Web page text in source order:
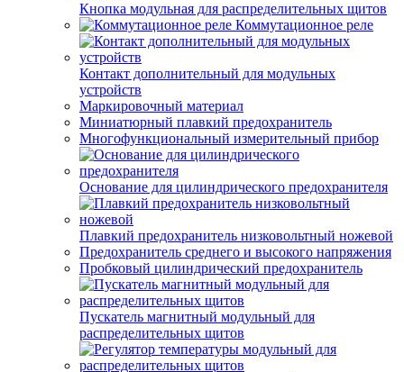
Кнопка модульная для распределительных щитов
Коммутационное реле
Контакт дополнительный для модульных
устройств
Маркировочный материал
Миниатюрный плавкий предохранитель
Многофункциональный измерительный прибор
Основание для цилиндрического предохранителя
Плавкий предохранитель низковольтный ножевой
Предохранитель среднего и высокого напряжения
Пробковый цилиндрический предохранитель
Пускатель магнитный модульный для
распределительных щитов